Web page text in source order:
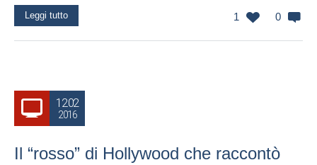
1 0
Leggi tutto
12.02
2016
Il “rosso” di Hollywood che raccontò